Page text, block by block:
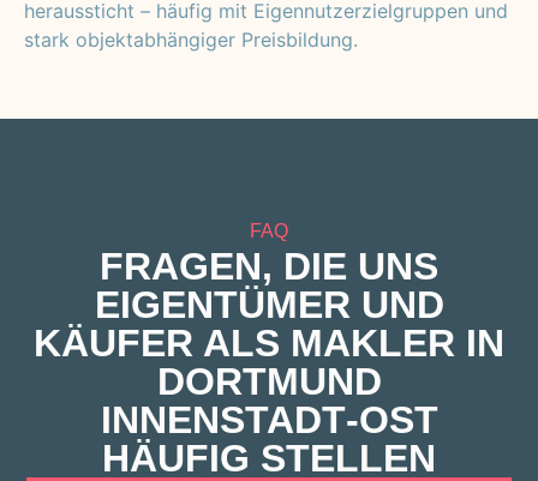
heraussticht – häufig mit Eigennutzerzielgruppen und
stark objektabhängiger Preisbildung.
FAQ
FRAGEN, DIE UNS
EIGENTÜMER UND
KÄUFER ALS MAKLER IN
DORTMUND
INNENSTADT‑OST
HÄUFIG STELLEN